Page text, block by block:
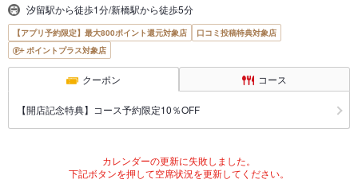
汐留駅から徒歩1分/新橋駅から徒歩5分
【アプリ予約限定】最大800ポイント還元対象店
口コミ投稿特典対象店
ポイントプラス対象店
クーポン コース
【開店記念特典】コース予約限定10％OFF
カレンダーの更新に失敗しました。
下記ボタンを押して空席状況を更新してください。